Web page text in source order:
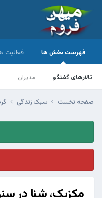
فهرست بخش ها
تالارهای گفتگو مدیران
فعالیت
صفحه نخست سبک زندگی
مکزیک، شنا در